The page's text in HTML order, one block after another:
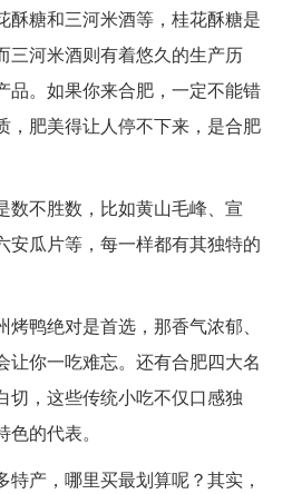
酥糖和三河米酒等，桂花酥糖是
三河米酒则有着悠久的生产历
品。如果你来合肥，一定不能错
，肥美得让人停不下来，是合肥
数不胜数，比如黄山毛峰、宣
安瓜片等，每一样都有其独特的
鸭绝对是首选，那香气浓郁、
让你一吃难忘。还有合肥四大名
切，这些传统小吃不仅口感独
的代表。
产，哪里买最划算呢？其实，